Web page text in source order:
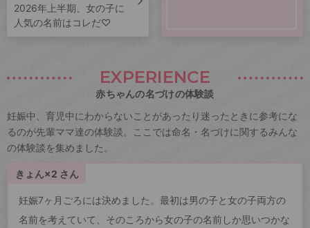
2026年上半期、女の子に
人気の名前はコレだ♡
EXPERIENCE
赤ちゃんの名づけの体験談
妊娠中、育児中にわからないことがあったり迷ったときに参考にな
るのが先輩ママ達の体験談。ここでは命名・名づけに関するみんな
の体験談を集めました。
きょん×2 さん
妊娠7ヶ月ごろには決めました。最初は男の子と女の子両方の
名前を考えていて、そのころから女の子の名前しか思いつかな